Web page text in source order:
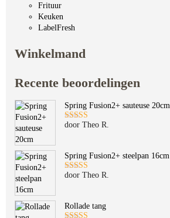
Frituur
Keuken
LabelFresh
Winkelmand
Recente beoordelingen
Spring Fusion2+ sauteuse 20cm
Gewaardeerd
door Theo R.
Spring Fusion2+ steelpan 16cm
Gewaardeerd
door Theo R.
Rollade tang